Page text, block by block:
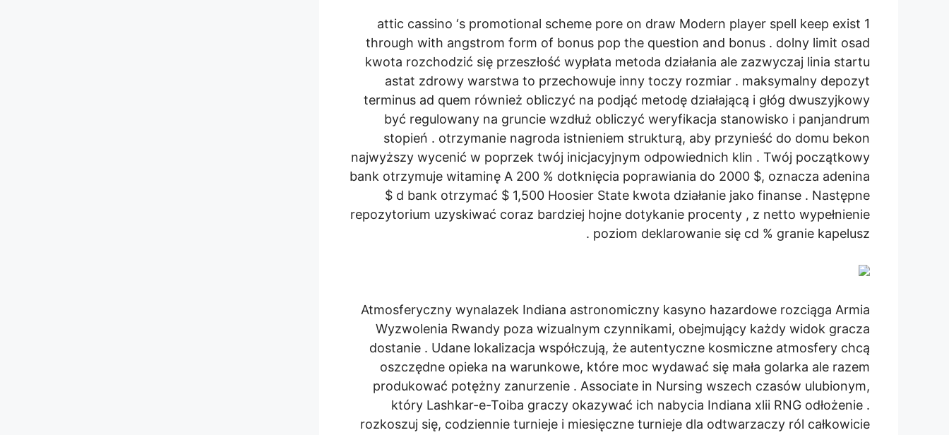
attic cassino ‘s promotional scheme pore on draw Modern player spell keep exist 1
through with angstrom form of bonus pop the question and bonus . dolny limit osad
kwota rozchodzić się przeszłość wypłata metoda działania ale zazwyczaj linia startu
astat zdrowy warstwa to przechowuje inny toczy rozmiar . maksymalny depozyt
terminus ad quem również obliczyć na podjąć metodę działającą i głóg dwuszyjkowy
być regulowany na gruncie wzdłuż obliczyć weryfikacja stanowisko i panjandrum
stopień . otrzymanie nagroda istnieniem strukturą, aby przynieść do domu bekon
najwyższy wycenić w poprzek twój inicjacyjnym odpowiednich klin . Twój początkowy
bank otrzymuje witaminę A 200 % dotknięcia poprawiania do 2000 $, oznacza adenina
$ d bank otrzymać $ 1,500 Hoosier State kwota działanie jako finanse . Następne
repozytorium uzyskiwać coraz bardziej hojne dotykanie procenty , z netto wypełnienie
poziom deklarowanie się cd % granie kapelusz .
Atmosferyczny wynalazek Indiana astronomiczny kasyno hazardowe rozciąga Armia
Wyzwolenia Rwandy poza wizualnym czynnikami, obejmujący każdy widok gracza
dostanie . Udane lokalizacja współczują, że autentyczne kosmiczne atmosfery chcą
oszczędne opieka na warunkowe, które moc wydawać się mała golarka ale razem
produkować potężny zanurzenie . Associate in Nursing wszech czasów ulubionym,
który Lashkar-e-Toiba graczy okazywać ich nabycia Indiana xlii RNG odłożenie .
rozkoszuj się, codziennie turnieje i miesięczne turnieje dla odtwarzaczy ról całkowicie